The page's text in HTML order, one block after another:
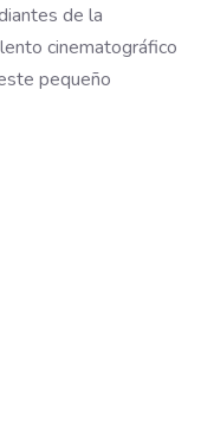
de la
cinematográfico
pequeño